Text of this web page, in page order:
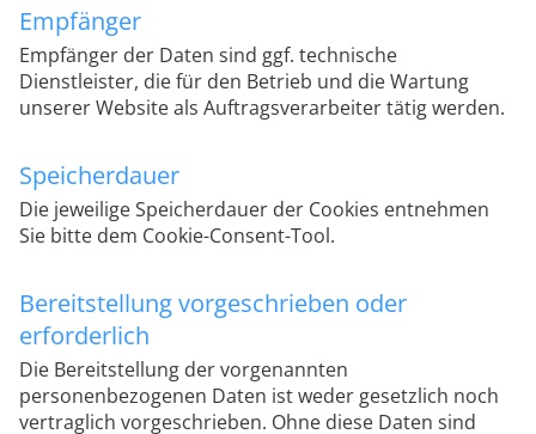
Empfänger
Empfänger der Daten sind ggf. technische
Dienstleister, die für den Betrieb und die Wartung
unserer Website als Auftragsverarbeiter tätig werden.
Speicherdauer
Die jeweilige Speicherdauer der Cookies entnehmen
Sie bitte dem Cookie-Consent-Tool.
Bereitstellung vorgeschrieben oder
erforderlich
Die Bereitstellung der vorgenannten
personenbezogenen Daten ist weder gesetzlich noch
vertraglich vorgeschrieben. Ohne diese Daten sind